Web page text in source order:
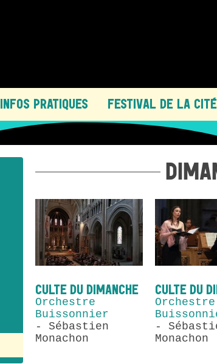
CULTE DU DIMANCHE
Orchestre
Buissonnier
- Sébastien
Monachon
CULTE DU
Orchestre
-
Monachon
INFOS PRATIQUES FESTIVAL DE LA CITÉ